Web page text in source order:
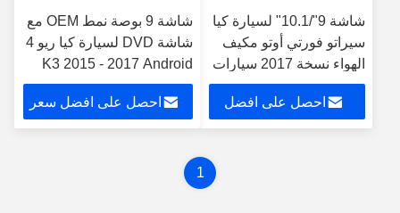
شاشة 9"/10.1" لسيارة كيا
سيراتو فورتي أوتو مكيف
الهواء نسخة 2017 سيارات
متعددة الوسائط ستيريو
احصل على افضل
شاشة 9 بوصة نمط OEM مع
شاشة DVD لسيارة كيا ريو 4
K3 2015 - 2017 Android
Car Player
احصل على افضل سعر
1